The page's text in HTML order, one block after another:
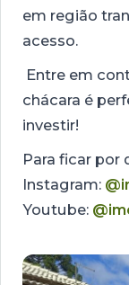
em região
acesso.
Entre em
chácara é
investir!
Para ficar por
Instagram:
Youtube: